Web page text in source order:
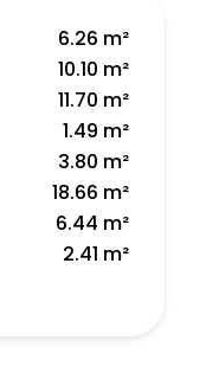
6.26 m²
10.10 m²
11.70 m²
1.49 m²
3.80 m²
18.66 m²
6.44 m²
2.41 m²